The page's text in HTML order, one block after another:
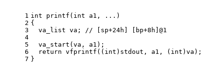
1
2
3
4
5
6
7
int printf ( int a1, ...)
{
  va_list va;
// [sp+24h] [bp+8h]@1
va_start (va, a1);
return vfprintf (( int )stdout, a1, ( int )va);
}